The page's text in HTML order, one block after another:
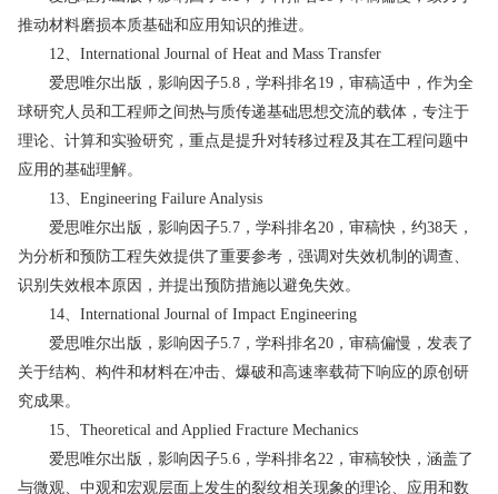
推动材料磨损本质基础和应用知识的推进。
12、International Journal of Heat and Mass Transfer
爱思唯尔出版，影响因子5.8，学科排名19，审稿适中，作为全
球研究人员和工程师之间热与质传递基础思想交流的载体，专注于
理论、计算和实验研究，重点是提升对转移过程及其在工程问题中
应用的基础理解。
13、Engineering Failure Analysis
爱思唯尔出版，影响因子5.7，学科排名20，审稿快，约38天，
为分析和预防工程失效提供了重要参考，强调对失效机制的调查、
识别失效根本原因，并提出预防措施以避免失效。
14、International Journal of Impact Engineering
爱思唯尔出版，影响因子5.7，学科排名20，审稿偏慢，发表了
关于结构、构件和材料在冲击、爆破和高速率载荷下响应的原创研
究成果。
15、Theoretical and Applied Fracture Mechanics
爱思唯尔出版，影响因子5.6，学科排名22，审稿较快，涵盖了
与微观、中观和宏观层面上发生的裂纹相关现象的理论、应用和数